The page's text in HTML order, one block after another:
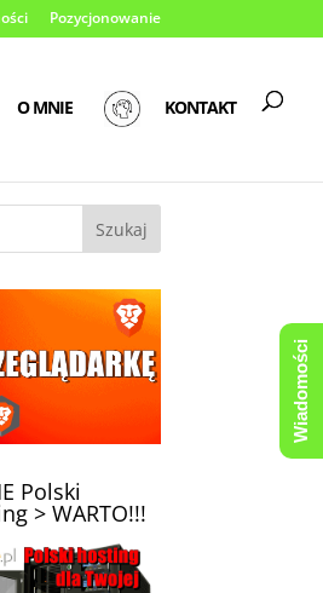
Pozycjonowanie
O MNIE KONTAKT
Polski
> WARTO!!!
Wiadomości